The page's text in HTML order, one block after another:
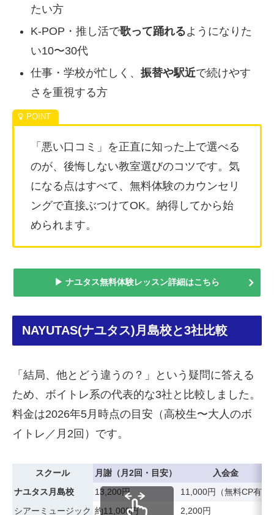
たい方
K-POP・推し活で歌って踊れるようになりた
い10〜30代
仕事・学校が忙しく、 振替や駅近で続けやす
さを重視する方
「悪い口コミ」を正直に知った上で選べる
のが、後悔しない教室選びのコツです。気
になる点はすべて、無料体験のカウンセリ
ングで直接ぶつけてOK。納得してから始
められます。
▶ ナユタス無料体験レッスン詳細はこちら
NAYUTAS(ナユタス)月島校と3社比較
「結局、他とどう違うの？」という疑問に答える
ため、ボイトレ系の代表的な3社と比較しました。
料金は2026年5月時点の目安（高校生〜大人のボ
イトレ／月2回）です。
スクール 月謝（月2回・目安）
入会金
ナユタス月島校
13,200円
11,000円（無料CP有）
シアーミュージック 約11,000円 2,200円